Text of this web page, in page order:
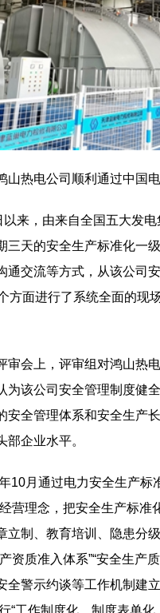
山热电公司顺利通过中国
以来，由来自全国五大发
三天的安全生产标准化一
通交流等方式，从该公司
方面进行了系统全面的现
审会上，评审组对鸿山热
为该公司安全管理制度健
安全管理体系和安全生产
部企业水平。
10月通过电力安全生产标
营理念，把安全生产标
立制、教育培训、隐患分
资质准入体系”“安全生产
全警示约谈等工作机制建
“工作制度化、制度表单